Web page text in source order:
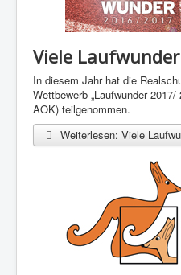
Viele
In diesem Jahr hat die
Wettbewerb „Laufwunder
AOK) teilgenommen.
Weiterlesen: Viele